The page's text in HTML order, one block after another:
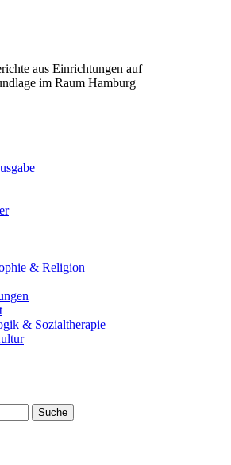
aus Einrichtungen auf
im Raum Hamburg
& Religion
& Sozialtherapie